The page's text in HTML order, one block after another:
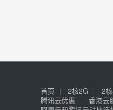
首页 2核2G 2
腾讯云优惠
香港云